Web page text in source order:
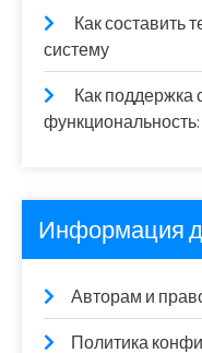
Как составить
систему
Как поддержка
Информация
Авторам и
Политика